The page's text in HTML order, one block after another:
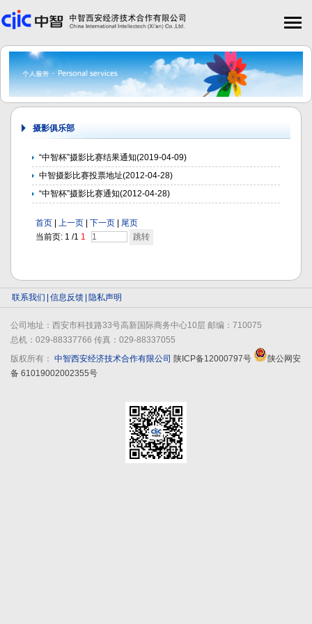
摄影俱乐部
“中智杯”摄影比赛结果通知(2019-04-09)
中智摄影比赛投票地址(2012-04-28)
“中智杯”摄影比赛通知(2012-04-28)
首页 上一页 下一页
尾页
当前页: 1 /1 1
联系我们 信息反馈 隐私声明
公司地址：西安市科技路33号高新国际商务中心10层 邮编：710075
总机：029-88337766 传真：029-88337055
版权所有： 中智西安经济技术合作有限公司 陕ICP备12000797号
陕公网安
备 61019002002355号